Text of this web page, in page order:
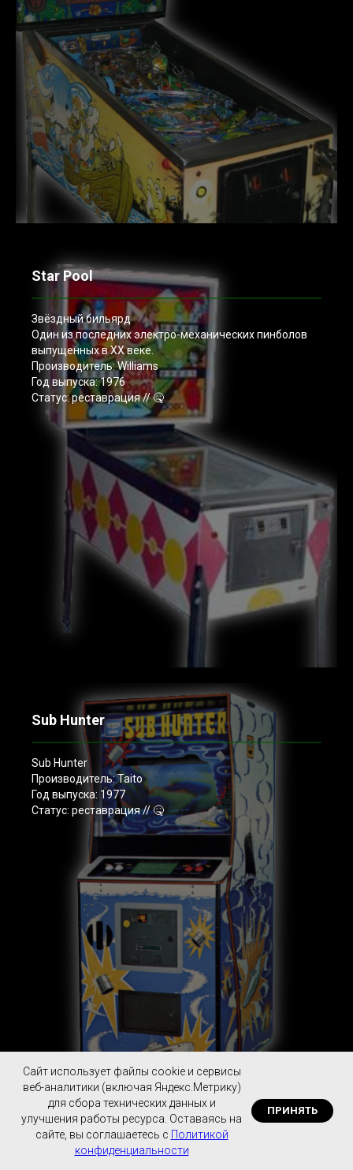
Star Pool
Звёздный бильярд
Один из последних электро-механических пинболов
выпущенных в XX веке.
Производитель: Williams
Год выпуска: 1976
Статус: реставрация // 🤒
Sub Hunter
Sub Hunter
Производитель: Taito
Год выпуска: 1977
Статус: реставрация // 🤒
Cайт использует файлы cookie и сервисы
веб-аналитики (включая Яндекс.Метрику)
для сбора технических данных и
улучшения работы ресурса. Оставаясь на
сайте, вы соглашаетесь с Политикой
конфиденциальности
ПРИНЯТЬ